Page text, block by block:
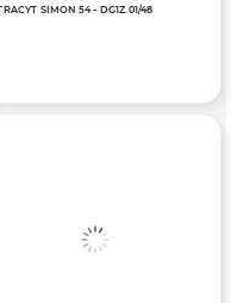
SIMON 54 - DG1Z.01/48